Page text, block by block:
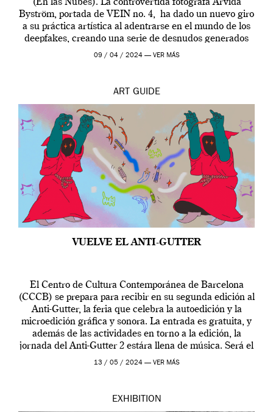
(En las Nubes). La controvertida fotógrafa Arvida
Byström, portada de VEIN no. 4, ha dado un nuevo giro
a su práctica artística al adentrarse en el mundo de los
deepfakes, creando una serie de desnudos generados
por […]
09 / 04 / 2024 — VER MÁS
ART GUIDE
VUELVE EL ANTI-GUTTER
El Centro de Cultura Contemporánea de Barcelona
(CCCB) se prepara para recibir en su segunda edición al
Anti-Gutter, la feria que celebra la autoedición y la
microedición gráfica y sonora. La entrada es gratuita, y
además de las actividades en torno a la edición, la
jornada del Anti-Gutter 2 estára llena de música. Será el
[…]
13 / 05 / 2024 — VER MÁS
EXHIBITION